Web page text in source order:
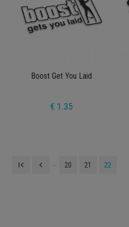
Boost Get You Laid
€ 1.35
first_page navigate_before ... 20 21 22